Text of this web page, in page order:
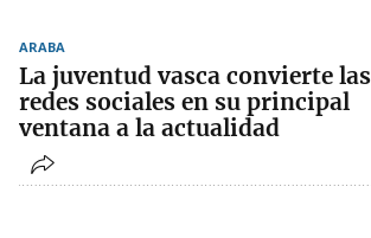
ARABA
La juventud vasca convierte las
redes sociales en su principal
ventana a la actualidad